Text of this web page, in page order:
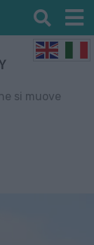
si muove